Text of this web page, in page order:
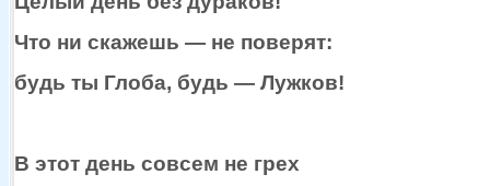
Что ни скажешь — не поверят:
будь ты Глоба, будь — Лужков!
В этот день совсем не грех